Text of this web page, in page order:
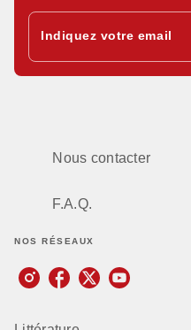
Indiquez votre email
Nous contacter
F.A.Q.
NOS RÉSEAUX